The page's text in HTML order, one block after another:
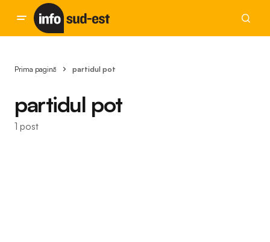
Prima pagină partidul pot
partidul pot
1 post